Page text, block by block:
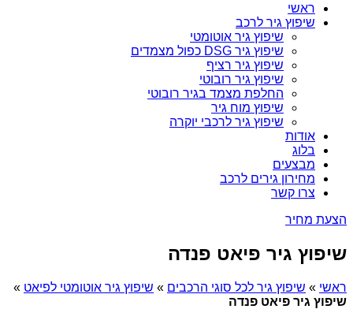
ראשי
שיפוץ גיר לרכב
שיפוץ גיר אוטומטי
שיפוץ גיר DSG כפול מצמדים
שיפוץ גיר רציף
שיפוץ גיר רובוטי
החלפת מצמד בגיר רובוטי
שיפוץ מוח גיר
שיפוץ גיר לרכבי יוקרה
אודות
בלוג
מבצעים
מחירון גירים לרכב
צרו קשר
הצעת מחיר
שיפוץ גיר פיאט פנדה
ראשי » שיפוץ גיר לכל סוגי הרכבים » שיפוץ גיר אוטומטי לפיאט »
שיפוץ גיר פיאט פנדה